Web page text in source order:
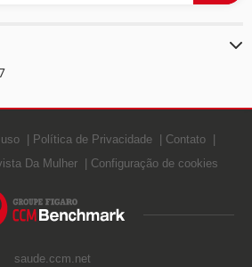
Política de Privacidade
Contato
Da Mulher Configuração de cookies
saude.ccm.net